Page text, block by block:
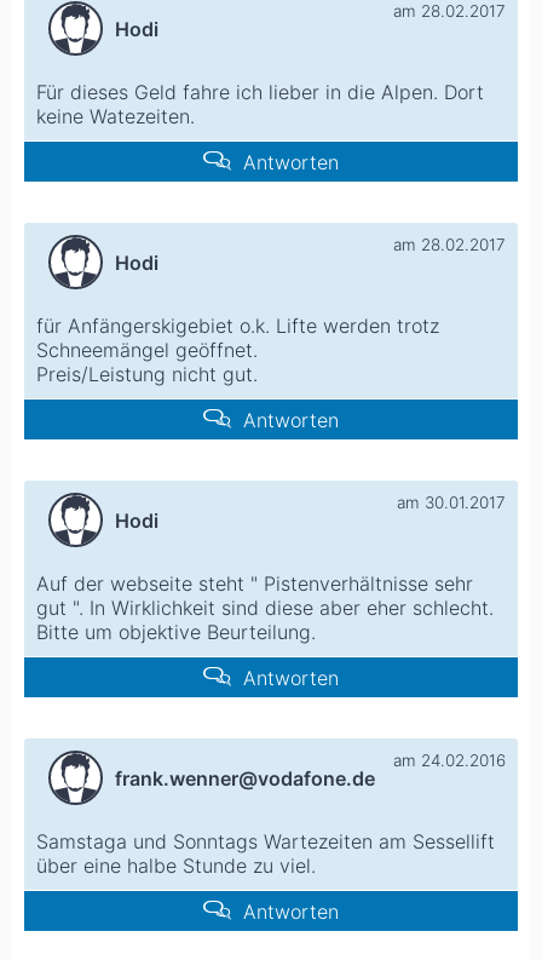
Hodi
am 28.02.2017
Für dieses Geld fahre ich lieber in die Alpen. Dort
keine Watezeiten.
Antworten
Hodi
am 28.02.2017
für Anfängerskigebiet o.k. Lifte werden trotz
Schneemängel geöffnet.
Preis/Leistung nicht gut.
Antworten
Hodi
am 30.01.2017
Auf der webseite steht " Pistenverhältnisse sehr
gut ". In Wirklichkeit sind diese aber eher schlecht.
Bitte um objektive Beurteilung.
Antworten
frank.wenner@vodafone.de
am 24.02.2016
Samstaga und Sonntags Wartezeiten am Sessellift
über eine halbe Stunde zu viel.
Antworten